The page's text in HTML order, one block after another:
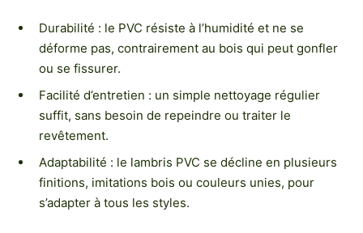
Durabilité : le PVC résiste à l’humidité et ne se
déforme pas, contrairement au bois qui peut gonfler
ou se fissurer.
Facilité d’entretien : un simple nettoyage régulier
suffit, sans besoin de repeindre ou traiter le
revêtement.
Adaptabilité : le lambris PVC se décline en plusieurs
finitions, imitations bois ou couleurs unies, pour
s’adapter à tous les styles.